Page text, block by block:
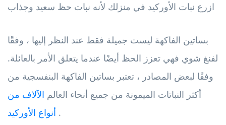
ازرع نبات الأوركيد في منزلك لأنه نبات حظ سعيد وجذاب
بساتين الفاكهة ليست جميلة فقط عند النظر إليها ، وفقًا
لفنغ شوي فهي تعزز الحظ أيضًا عندما يتعلق الأمر بالعائلة.
وفقًا لبعض المصادر ، تعتبر بساتين الفاكهة البنفسجية من
أكثر النباتات الميمونة من جميع أنحاء العالم الآلاف من
أنواع الأوركيد .